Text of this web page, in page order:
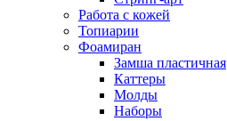
Работа с кожей
Топиарии
Фоамиран
Замша пластичная
Каттеры
Молды
Наборы